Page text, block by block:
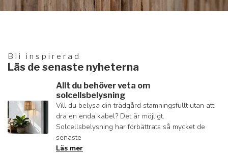
Bli inspirerad
Läs de senaste nyheterna
Allt du behöver veta om
solcellsbelysning
Vill du belysa din trädgård stämningsfullt utan att
dra en enda kabel? Det är möjligt.
Solcellsbelysning har förbättrats så mycket de
senaste
Läs mer